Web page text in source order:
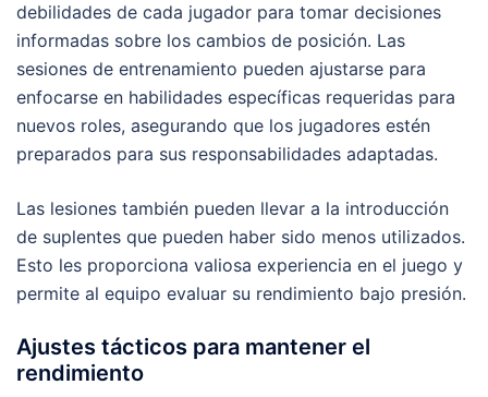
debilidades de cada jugador para tomar decisiones
informadas sobre los cambios de posición. Las
sesiones de entrenamiento pueden ajustarse para
enfocarse en habilidades específicas requeridas para
nuevos roles, asegurando que los jugadores estén
preparados para sus responsabilidades adaptadas.
Las lesiones también pueden llevar a la introducción
de suplentes que pueden haber sido menos utilizados.
Esto les proporciona valiosa experiencia en el juego y
permite al equipo evaluar su rendimiento bajo presión.
Ajustes tácticos para mantener el
rendimiento